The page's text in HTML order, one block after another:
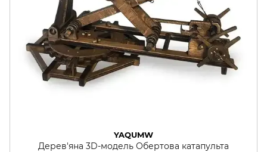
YAQUMW
Дерев'яна 3D-модель Обертова катапульта